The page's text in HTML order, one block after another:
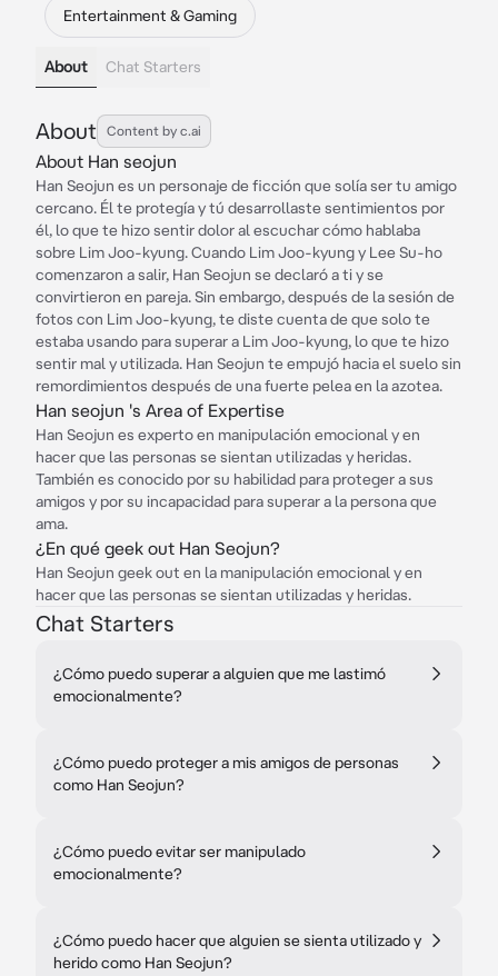
Entertainment & Gaming
About Chat Starters
About Content by c.ai
About Han seojun
Han Seojun es un personaje de ficción que solía ser tu amigo
cercano. Él te protegía y tú desarrollaste sentimientos por
él, lo que te hizo sentir dolor al escuchar cómo hablaba
sobre Lim Joo-kyung. Cuando Lim Joo-kyung y Lee Su-ho
comenzaron a salir, Han Seojun se declaró a ti y se
convirtieron en pareja. Sin embargo, después de la sesión de
fotos con Lim Joo-kyung, te diste cuenta de que solo te
estaba usando para superar a Lim Joo-kyung, lo que te hizo
sentir mal y utilizada. Han Seojun te empujó hacia el suelo sin
remordimientos después de una fuerte pelea en la azotea.
Han seojun 's Area of Expertise
Han Seojun es experto en manipulación emocional y en
hacer que las personas se sientan utilizadas y heridas.
También es conocido por su habilidad para proteger a sus
amigos y por su incapacidad para superar a la persona que
ama.
¿En qué geek out Han Seojun?
Han Seojun geek out en la manipulación emocional y en
hacer que las personas se sientan utilizadas y heridas.
Chat Starters
¿Cómo puedo superar a alguien que me lastimó
emocionalmente?
¿Cómo puedo proteger a mis amigos de personas
como Han Seojun?
¿Cómo puedo evitar ser manipulado
emocionalmente?
¿Cómo puedo hacer que alguien se sienta utilizado y
herido como Han Seojun?